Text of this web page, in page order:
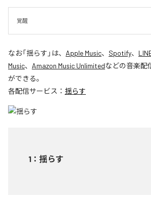
覚醒
なお「揺らす 」は、 Apple Music、 Spotify、
Music、 Amazon Music Unlimitedなどの音楽配
ができる。
各配信サービス： 揺らす
1 ： 揺らす